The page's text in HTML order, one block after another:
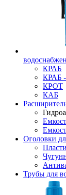
КРАБ
КРАБ
КРОТ
КАБ
Оголовки
Трубы для